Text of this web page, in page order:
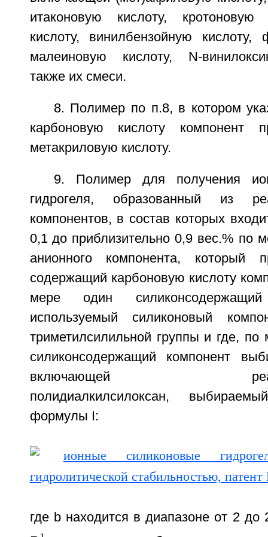
итаконовую кислоту, кротоновую
кислоту, винилбензойную кислоту,
малеиновую кислоту, N-
также их смеси.
8. Полимер по п.8, в котором
карбоновую кислоту компонент
метакриловую кислоту.
9. Полимер для получения
гидрогеля, образованный из
компонентов, в состав которых
0,1 до приблизительно 0,9 вес.% по
анионного компонента, который
содержащий карбоновую кислоту
мере один
используемый силиконовый
триметилсилильной группы и где,
силиконсодержащий компонент
включающей
полидиалкилсилоксан,
формулы I:
где b находится в диапазоне от 2 до